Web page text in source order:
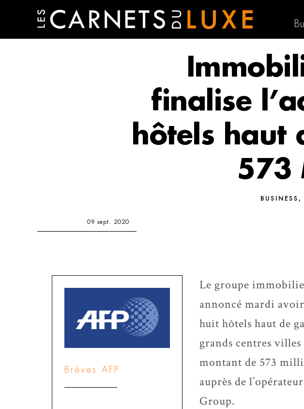
finalise
hôtels haut
573
BUSINESS ,
09 sept. 2020
Brèves AFP
Le groupe
annoncé mardi
huit hôtels haut de
grands centres
montant de 573
auprès de
Group.